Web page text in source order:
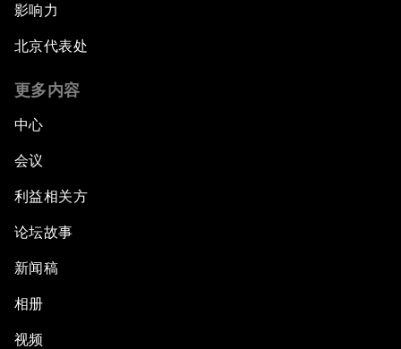
影响力
北京代表处
更多内容
中心
会议
利益相关方
论坛故事
新闻稿
相册
视频